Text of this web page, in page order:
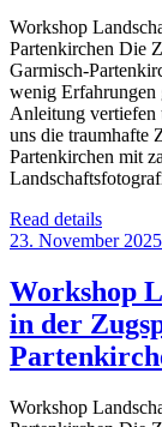
Workshop
Partenkirchen Die
Garmisch-
wenig Erfahrungen
Anleitung vertiefen
uns die traumhafte
Partenkirchen mit
Read details
23. November 2025
Workshop
in der
Workshop